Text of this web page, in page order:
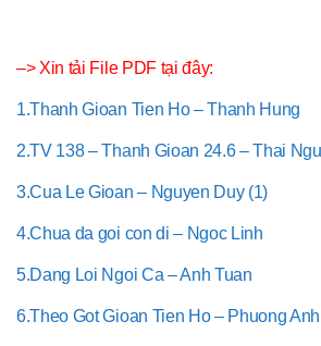
–> Xin tải File PDF tại đây:
1.Thanh Gioan Tien Ho – Thanh Hung
2.TV 138 – Thanh Gioan 24.6 – Thai
3.Cua Le Gioan – Nguyen Duy (1)
4.Chua da goi con di – Ngoc Linh
5.Dang Loi Ngoi Ca – Anh Tuan
6.Theo Got Gioan Tien Ho – Phuong Anh